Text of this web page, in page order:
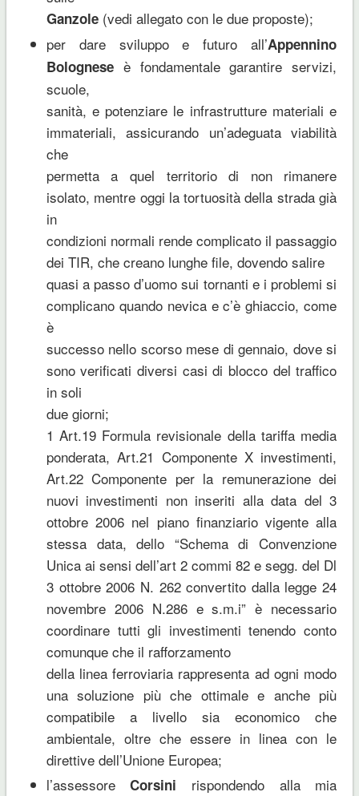
Ganzole(vedi allegato con le due proposte);
per dare sviluppo e futuro all’Appennino
Bologneseè fondamentale garantire servizi,
scuole,
sanità, e potenziare le infrastrutture materiali e
immateriali, assicurando un’adeguata viabilità
che
permetta a quel territorio di non rimanere
isolato, mentre oggi la tortuosità della strada già
in
condizioni normali rende complicato il passaggio
dei TIR, che creano lunghe file, dovendo salire
quasi a passo d’uomo sui tornanti e i problemi si
complicano quando nevica e c’è ghiaccio, come
è
successo nello scorso mese di gennaio, dove si
sono verificati diversi casi di blocco del traffico
in soli
due giorni;
1 Art.19 Formula revisionale della tariffa media
ponderata, Art.21 Componente X investimenti,
Art.22 Componente per la remunerazione dei
nuovi investimenti non inseriti alla data del 3
ottobre 2006 nel piano finanziario vigente alla
stessa data, dello “Schema di Convenzione
Unica ai sensi dell’art 2 commi 82 e segg. del Dl
3 ottobre 2006 N. 262 convertito dalla legge 24
novembre 2006 N.286 e s.m.i” è necessario
coordinare tutti gli investimenti tenendo conto
comunque che il rafforzamento
della linea ferroviaria rappresenta ad ogni modo
una soluzione più che ottimale e anche più
compatibile a livello sia economico che
ambientale, oltre che essere in linea con le
direttive dell’Unione Europea;
l’assessoreCorsini rispondendo alla mia